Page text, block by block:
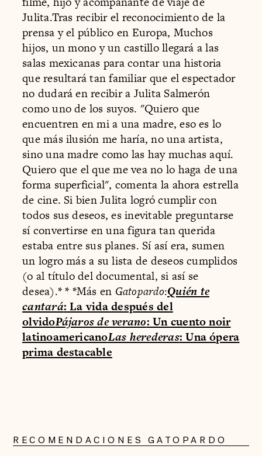
Julita.Tras recibir el reconocimiento de la
prensa y el público en Europa, Muchos
hijos, un mono y un castillo llegará a las
salas mexicanas para contar una historia
que resultará tan familiar que el espectador
no dudará en recibir a Julita Salmerón
como uno de los suyos. "Quiero que
encuentren en mi a una madre, eso es lo
que más ilusión me haría, no una artista,
sino una madre como las hay muchas aquí.
Quiero que el que me vea no lo haga de una
forma superficial", comenta la ahora estrella
de cine. Si bien Julita logró cumplir con
todos sus deseos, es inevitable preguntarse
sí convertirse en una figura tan querida
estaba entre sus planes. Sí así era, sumen
un logro más a su lista de deseos cumplidos
(o al título del documental, si así se
desea).* * *Más en Gatopardo:Quién te
cantará: La vida después del
olvidoPájaros de verano: Un cuento noir
latinoamericanoLas herederas: Una ópera
prima destacable
RECOMENDACIONES GATOPARDO